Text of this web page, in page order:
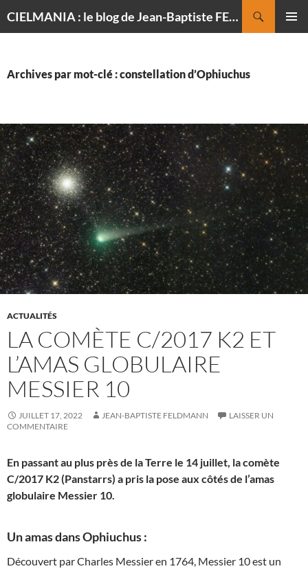
CIELMANIA : le blog de Jean-Baptiste FELDMANN, photographe du ciel
Archives par mot-clé : constellation d’Ophiuchus
ACTUALITÉS
LA COMÈTE C/2017 K2 ET
L’AMAS GLOBULAIRE
MESSIER 10
JUILLET 17, 2022 JEAN-BAPTISTE FELDMANN
LAISSER UN
COMMENTAIRE
En passant au plus près de la Terre le 14 juillet, la comète
C/2017 K2 (Panstarrs) a pris la pose aux côtés de l’amas
globulaire Messier 10.
Un amas dans Ophiuchus :
Découvert par Charles Messier en 1764, Messier 10 est un